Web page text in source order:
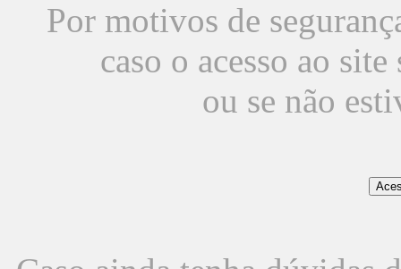
Por motivos de
caso o acesso ao
ou se não